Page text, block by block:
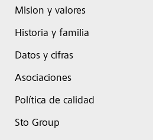
Mision y valores
Historia y familia
Datos y cifras
Asociaciones
Política de calidad
Sto Group